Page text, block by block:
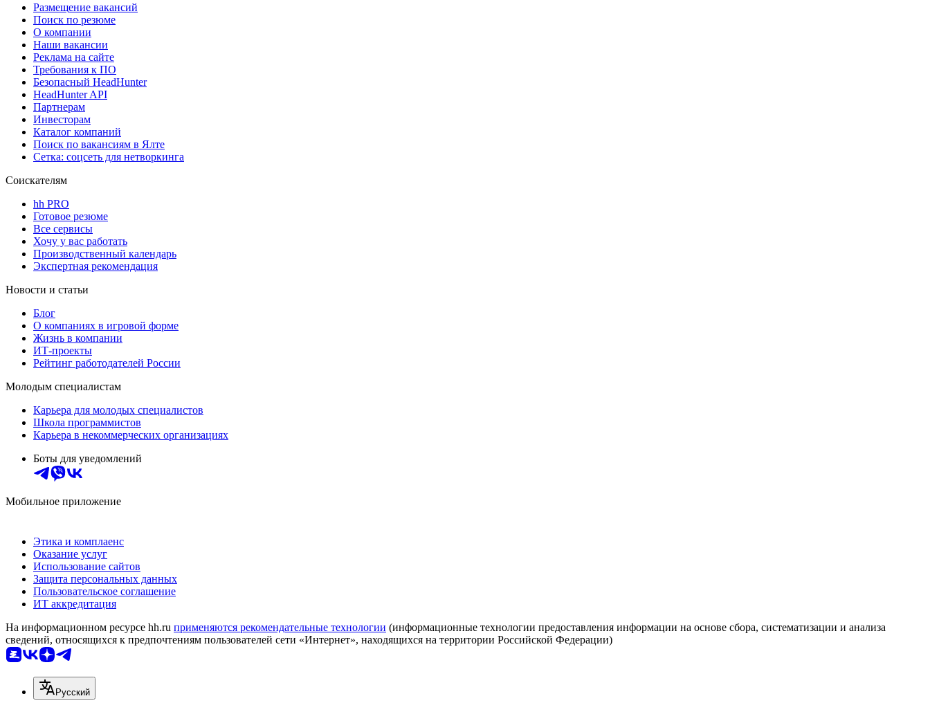
Размещение вакансий
Поиск по резюме
О компании
Наши вакансии
Реклама на сайте
Требования к ПО
Безопасный HeadHunter
HeadHunter API
Партнерам
Инвесторам
Каталог компаний
Поиск по вакансиям в Ялте
Сетка: соцсеть для нетворкинга
Соискателям
hh PRO
Готовое резюме
Все сервисы
Хочу у вас работать
Производственный календарь
Экспертная рекомендация
Новости и статьи
Блог
О компаниях в игровой форме
Жизнь в компании
ИТ-проекты
Рейтинг работодателей России
Молодым специалистам
Карьера для молодых специалистов
Школа программистов
Карьера в некоммерческих организациях
Боты для уведомлений
Мобильное приложение
Этика и комплаенс
Оказание услуг
Использование сайтов
Защита персональных данных
Пользовательское соглашение
ИТ аккредитация
На информационном ресурсе hh.ru применяются рекомендательные технологии (информационные технологии предоставления информации на основе сбора, систематизации и анализа
сведений, относящихся к предпочтениям пользователей сети «Интернет», находящихся на территории Российской Федерации)
Русский